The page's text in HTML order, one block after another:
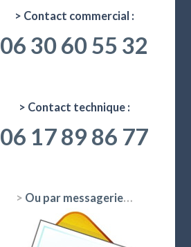
> Contact commercial :
06 30 60 55 32
> Contact technique :
06 17 89 86 77
> Ou par messagerie…